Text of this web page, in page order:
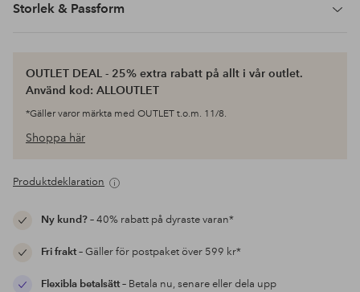
Storlek & Passform
OUTLET DEAL - 25% extra rabatt på allt i vår outlet.
Använd kod: ALLOUTLET
*Gäller varor märkta med OUTLET t.o.m. 11/8.
Shoppa här
Produktdeklaration
Ny kund?– 40% rabatt på dyraste varan*
Fri frakt– Gäller för postpaket över 599 kr*
Flexibla betalsätt– Betala nu, senare eller dela upp